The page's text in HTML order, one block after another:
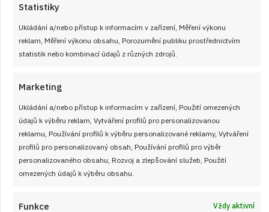
Statistiky
Ukládání a/nebo přístup k informacím v zařízení, Měření výkonu
reklam, Měření výkonu obsahu, Porozumění publiku prostřednictvím
statistik nebo kombinací údajů z různých zdrojů.
Marketing
Ukládání a/nebo přístup k informacím v zařízení, Použití omezených
údajů k výběru reklam, Vytváření profilů pro personalizovanou
reklamu, Používání profilů k výběru personalizované reklamy, Vytváření
profilů pro personalizovaný obsah, Používání profilů pro výběr
personalizovaného obsahu, Rozvoj a zlepšování služeb, Použití
omezených údajů k výběru obsahu.
Funkce Vždy aktivní